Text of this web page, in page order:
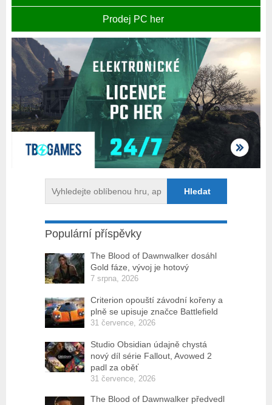
Prodej PC her
Populární příspěvky
The Blood of Dawnwalker dosáhl
Gold fáze, vývoj je hotový
7 srpna, 2026
Criterion opouští závodní kořeny a
plně se upisuje značce Battlefield
31 července, 2026
Studio Obsidian údajně chystá
nový díl série Fallout, Avowed 2
padl za oběť
31 července, 2026
The Blood of Dawnwalker předvedl